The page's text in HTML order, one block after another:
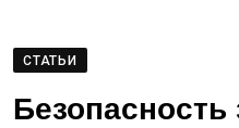
СТАТЬИ